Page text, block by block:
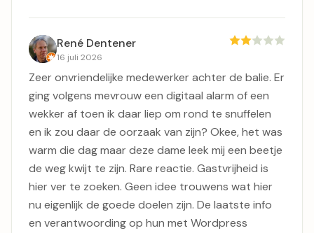
René Dentener
16 juli 2026
Zeer onvriendelijke medewerker achter de balie. Er
ging volgens mevrouw een digitaal alarm of een
wekker af toen ik daar liep om rond te snuffelen
en ik zou daar de oorzaak van zijn? Okee, het was
warm die dag maar deze dame leek mij een beetje
de weg kwijt te zijn. Rare reactie. Gastvrijheid is
hier ver te zoeken. Geen idee trouwens wat hier
nu eigenlijk de goede doelen zijn. De laatste info
en verantwoording op hun met Wordpress